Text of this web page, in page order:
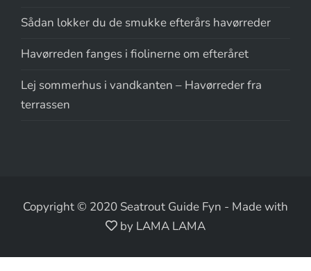
Sådan lokker du de smukke efterårs havørreder
Havørreden fanges i fiolinerne om efteråret
Lej sommerhus i vandkanten – Havørreder fra
terrassen
Copyright © 2020 Seatrout Guide Fyn - Made with
by LAMA LAMA